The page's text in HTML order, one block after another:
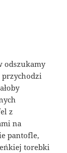
odszukamy
z
na
pantofle,
torebki